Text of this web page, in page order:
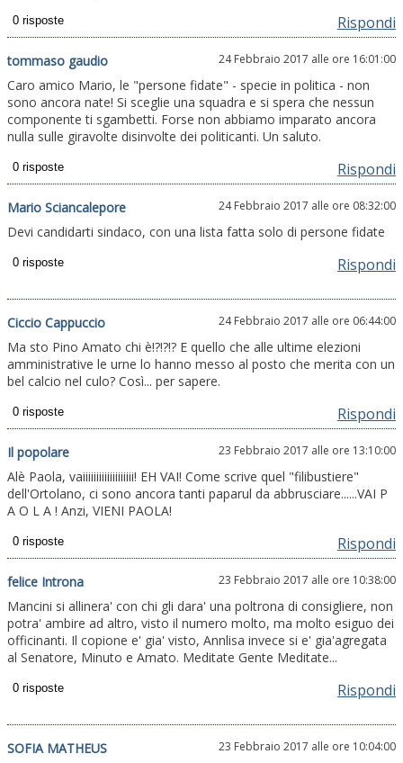
Rispondi
tommaso gaudio 24 Febbraio 2017 alle ore 16:01:00
Caro amico Mario, le "persone fidate" - specie in politica - non
sono ancora nate! Si sceglie una squadra e si spera che nessun
componente ti sgambetti. Forse non abbiamo imparato ancora
nulla sulle giravolte disinvolte dei politicanti. Un saluto.
Rispondi
Mario Sciancalepore 24 Febbraio 2017 alle ore 08:32:00
Devi candidarti sindaco, con una lista fatta solo di persone fidate
Rispondi
Ciccio Cappuccio 24 Febbraio 2017 alle ore 06:44:00
Ma sto Pino Amato chi è!?!?!? E quello che alle ultime elezioni
amministrative le urne lo hanno messo al posto che merita con un
bel calcio nel culo? Così... per sapere.
Rispondi
Il popolare 23 Febbraio 2017 alle ore 13:10:00
Alè Paola, vaiiiiiiiiiiiiiiiiiii! EH VAI! Come scrive quel "filibustiere"
dell'Ortolano, ci sono ancora tanti paparul da abbrusciare......VAI P
A O L A ! Anzi, VIENI PAOLA!
Rispondi
felice Introna 23 Febbraio 2017 alle ore 10:38:00
Mancini si allinera' con chi gli dara' una poltrona di consigliere, non
potra' ambire ad altro, visto il numero molto, ma molto esiguo dei
officinanti. Il copione e' gia' visto, Annlisa invece si e' gia'agregata
al Senatore, Minuto e Amato. Meditate Gente Meditate...
Rispondi
SOFIA MATHEUS 23 Febbraio 2017 alle ore 10:04:00